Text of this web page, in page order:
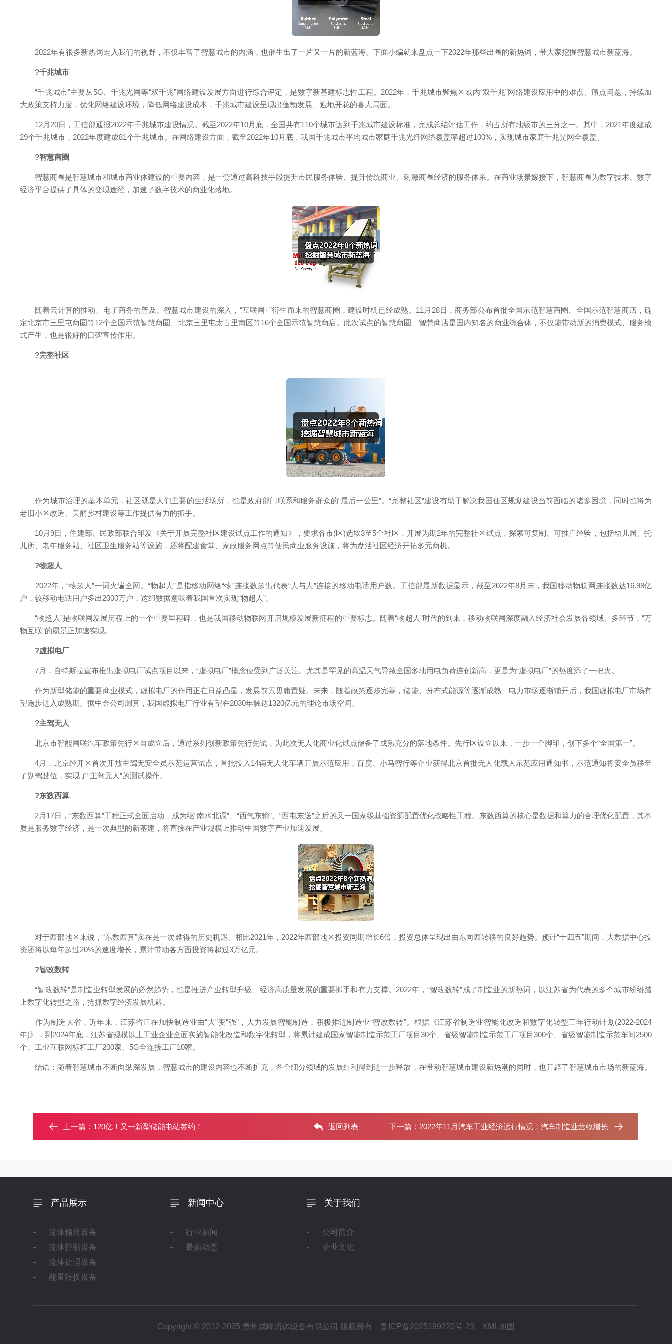
2022年有很多新热词走入我们的视野，不仅丰富了智慧城市的内涵，也催生出了一片又一片的新蓝海。下面小编就来盘点一下2022年那些出圈的新热词，带大家挖掘智慧城市新蓝海。
?千兆城市
“千兆城市”主要从5G、千兆光网等“双千兆”网络建设发展方面进行综合评定，是数字新基建标志性工程。2022年，千兆城市聚焦区域内“双千兆”网络建设应用中的难点、痛点问题，持续加
大政策支持力度，优化网络建设环境，降低网络建设成本，千兆城市建设呈现出蓬勃发展、遍地开花的喜人局面。
12月20日，工信部通报2022年千兆城市建设情况。截至2022年10月底，全国共有110个城市达到千兆城市建设标准，完成总结评估工作，约占所有地级市的三分之一。其中，2021年度建成
29个千兆城市，2022年度建成81个千兆城市。在网络建设方面，截至2022年10月底，我国千兆城市平均城市家庭千兆光纤网络覆盖率超过100%，实现城市家庭千兆光网全覆盖。
?智慧商圈
智慧商圈是智慧城市和城市商业体建设的重要内容，是一套通过高科技手段提升市民服务体验、提升传统商业、刺激商圈经济的服务体系。在商业场景嫁接下，智慧商圈为数字技术、数字
经济平台提供了具体的变现途径，加速了数字技术的商业化落地。
随着云计算的推动、电子商务的普及、智慧城市建设的深入，“互联网+”衍生而来的智慧商圈，建设时机已经成熟。11月28日，商务部公布首批全国示范智慧商圈、全国示范智慧商店，确
定北京市三里屯商圈等12个全国示范智慧商圈、北京三里屯太古里南区等16个全国示范智慧商店。此次试点的智慧商圈、智慧商店是国内知名的商业综合体，不仅能带动新的消费模式、服务模
式产生，也是很好的口碑宣传作用。
?完整社区
作为城市治理的基本单元，社区既是人们主要的生活场所，也是政府部门联系和服务群众的“最后一公里”。“完整社区”建设有助于解决我国住区规划建设当前面临的诸多困境，同时也将为
老旧小区改造、美丽乡村建设等工作提供有力的抓手。
10月9日，住建部、民政部联合印发《关于开展完整社区建设试点工作的通知》，要求各市(区)选取3至5个社区，开展为期2年的完整社区试点，探索可复制、可推广经验，包括幼儿园、托
儿所、老年服务站、社区卫生服务站等设施，还将配建食堂、家政服务网点等便民商业服务设施，将为盘活社区经济开拓多元商机。
?物超人
2022年，“物超人”一词火遍全网。“物超人”是指移动网络“物”连接数超出代表“人与人”连接的移动电话用户数。工信部最新数据显示，截至2022年8月末，我国移动物联网连接数达16.98亿
户，较移动电话用户多出2000万户，这组数据意味着我国首次实现“物超人”。
“物超人”是物联网发展历程上的一个重要里程碑，也是我国移动物联网开启规模发展新征程的重要标志。随着“物超人”时代的到来，移动物联网深度融入经济社会发展各领域、多环节，“万
物互联”的愿景正加速实现。
?虚拟电厂
7月，自特斯拉宣布推出虚拟电厂试点项目以来，“虚拟电厂”概念便受到广泛关注。尤其是罕见的高温天气导致全国多地用电负荷连创新高，更是为“虚拟电厂”的热度添了一把火。
作为新型储能的重要商业模式，虚拟电厂的作用正在日益凸显，发展前景毋庸置疑。未来，随着政策逐步完善，储能、分布式能源等逐渐成熟、电力市场逐渐铺开后，我国虚拟电厂市场有
望跑步进入成熟期。据中金公司测算，我国虚拟电厂行业有望在2030年触达1320亿元的理论市场空间。
?主驾无人
北京市智能网联汽车政策先行区自成立后，通过系列创新政策先行先试，为此次无人化商业化试点储备了成熟充分的落地条件。先行区设立以来，一步一个脚印，创下多个“全国第一”。
4月，北京经开区首次开放主驾无安全员示范运营试点，首批投入14辆无人化车辆开展示范应用，百度、小马智行等企业获得北京首批无人化载人示范应用通知书，示范通知将安全员移至
了副驾驶位，实现了“主驾无人”的测试操作。
?东数西算
2月17日，“东数西算”工程正式全面启动，成为继“南水北调”、“西气东输”、“西电东送”之后的又一国家级基础资源配置优化战略性工程。东数西算的核心是数据和算力的合理优化配置，其本
质是服务数字经济，是一次典型的新基建，将直接在产业规模上推动中国数字产业加速发展。
对于西部地区来说，“东数西算”实在是一次难得的历史机遇。相比2021年，2022年西部地区投资同期增长6倍，投资总体呈现出由东向西转移的良好趋势。预计“十四五”期间，大数据中心投
资还将以每年超过20%的速度增长，累计带动各方面投资将超过3万亿元。
?智改数转
“智改数转”是制造业转型发展的必然趋势，也是推进产业转型升级、经济高质量发展的重要抓手和有力支撑。2022年，“智改数转”成了制造业的新热词，以江苏省为代表的多个城市纷纷踏
上数字化转型之路，抢抓数字经济发展机遇。
作为制造大省，近年来，江苏省正在加快制造业由“大”变“强”，大力发展智能制造，积极推进制造业“智改数转”。根据《江苏省制造业智能化改造和数字化转型三年行动计划(2022-2024
年)》，到2024年底，江苏省规模以上工业企业全面实施智能化改造和数字化转型，将累计建成国家智能制造示范工厂项目30个、省级智能制造示范工厂项目300个、省级智能制造示范车间2500
个、工业互联网标杆工厂200家、5G全连接工厂10家。
结语：随着智慧城市不断向纵深发展，智慧城市的建设内容也不断扩充，各个细分领域的发展红利得到进一步释放，在带动智慧城市建设新热潮的同时，也开辟了智慧城市市场的新蓝海。
上一篇： 120亿！又一新型储能电站签约！ 返回列表 下一篇： 2022年11月汽车工业经济运行情况：汽车制造业营收增长
产品展示
流体输送设备
流体控制设备
流体处理设备
能量转换设备
新闻中心
行业新闻
最新动态
关于我们
公司简介
企业文化
Copyright © 2012-2025 贵州成峰流体设备有限公司 版权所有 鲁ICP备2025199220号-23 XML地图